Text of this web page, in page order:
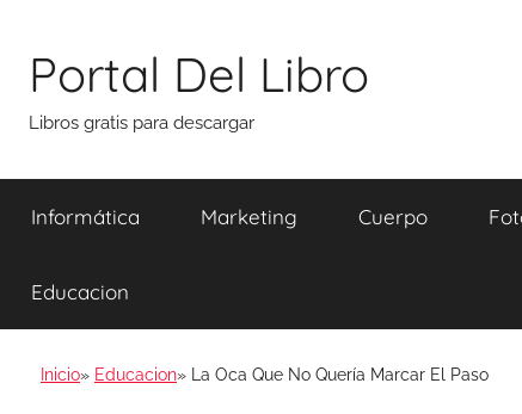
contenido
Portal Del Libro
Libros gratis para descargar
Informática Marketing Cuerpo
Educacion
Inicio Educacion La Oca Que No Quería Marcar El Paso